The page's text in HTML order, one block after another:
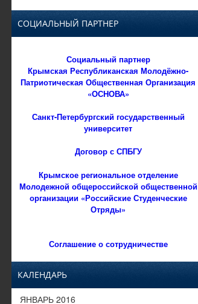
СОЦИАЛЬНЫЙ ПАРТНЕР
Социальный партнер
Крымская Республиканская Молодёжно-
Патриотическая Общественная Организация
«ОСНОВА»
Санкт-Петербургский государственный
университет
Договор с СПБГУ
Крымское региональное отделение
Молодежной общероссийской общественной
организации «Российские Студенческие
Отряды»
Соглашение о сотрудничестве
КАЛЕНДАРЬ
ЯНВАРЬ 2016